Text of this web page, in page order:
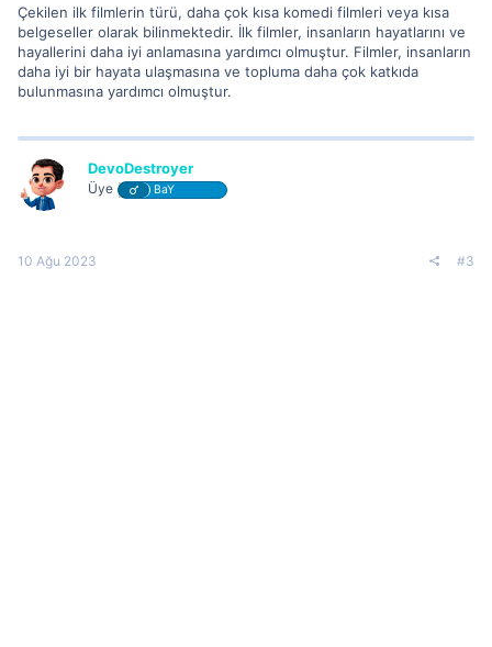
Çekilen ilk filmlerin türü, daha çok kısa komedi filmleri veya kısa
belgeseller olarak bilinmektedir. İlk filmler, insanların hayatlarını ve
hayallerini daha iyi anlamasına yardımcı olmuştur. Filmler, insanların
daha iyi bir hayata ulaşmasına ve topluma daha çok katkıda
bulunmasına yardımcı olmuştur.
DevoDestroyer
Üye BaY
10 Ağu 2023 #3